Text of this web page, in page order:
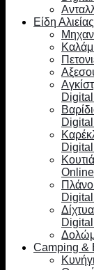
Είδη Αλιείας
Camping &